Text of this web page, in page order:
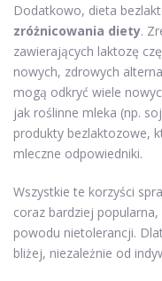
Dodatkowo, dieta
zróżnicowania diety.
zawierających laktozę
nowych, zdrowych
mogą odkryć wiele
jak roślinne mleka (np.
produkty bezlaktozowe,
mleczne odpowiedniki.
Wszystkie te korzyści
coraz bardziej
powodu nietolerancji.
bliżej, niezależnie od